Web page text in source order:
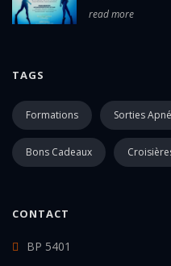
read more
TAGS
Formations Sorties
Bons Cadeaux
CONTACT
BP 5401